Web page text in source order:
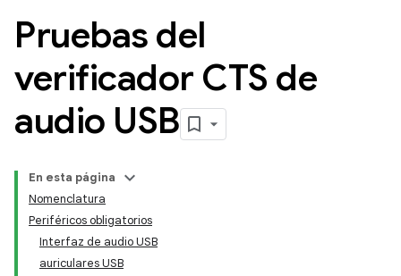
Pruebas del
verificador CTS de
audio USB
En esta página
Nomenclatura
Periféricos obligatorios
Interfaz de audio USB
auriculares USB